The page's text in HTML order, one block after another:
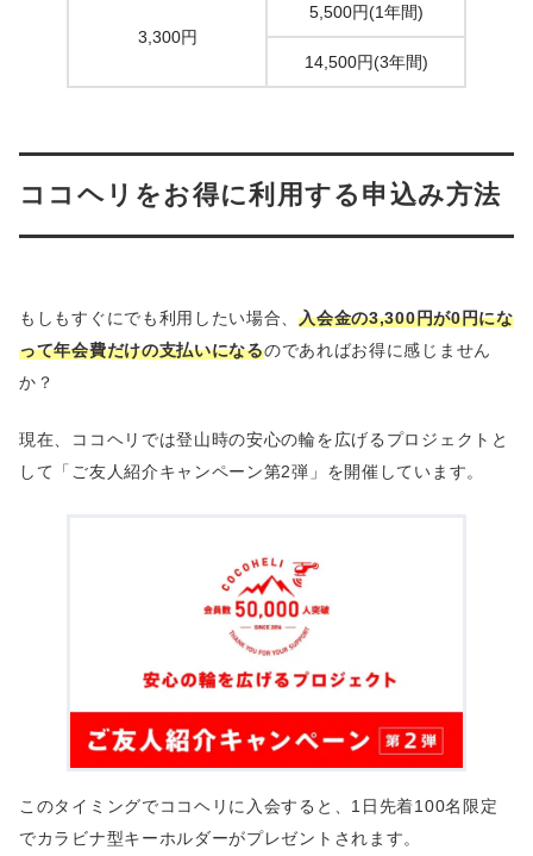
3,300円
5,500円(1年間)
14,500円(3年間)
ココヘリをお得に利用する申込み方法
もしもすぐにでも利用したい場合、入会金の3,300円が0円にな
って年会費だけの支払いになるのであればお得に感じません
か？
現在、ココヘリでは登山時の安心の輪を広げるプロジェクトと
して「ご友人紹介キャンペーン第2弾」を開催しています。
このタイミングでココヘリに入会すると、1日先着100名限定
でカラビナ型キーホルダーがプレゼントされます。